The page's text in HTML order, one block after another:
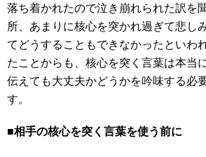
落ち着かれたので泣き崩れられた訳を
所、あまりに核心を突かれ過ぎて悲し
てどうすることもできなかったといわ
たことからも、核心を突く言葉は本当
伝えても大丈夫かどうかを吟味する必
す。
■相手の核心を突く言葉を使う前に